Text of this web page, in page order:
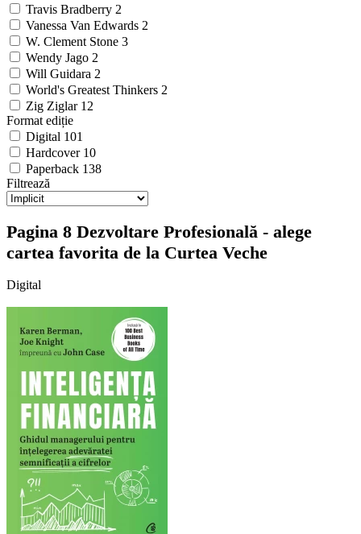
Travis Bradberry 2
Vanessa Van Edwards 2
W. Clement Stone 3
Wendy Jago 2
Will Guidara 2
World's Greatest Thinkers 2
Zig Ziglar 12
Format ediție
Digital 101
Hardcover 10
Paperback 138
Filtrează
Pagina 8 Dezvoltare Profesională - alege
cartea favorita de la Curtea Veche
Digital